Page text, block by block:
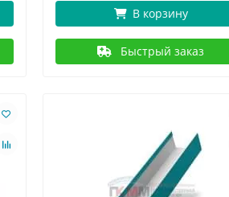
В корзину
Быстрый заказ